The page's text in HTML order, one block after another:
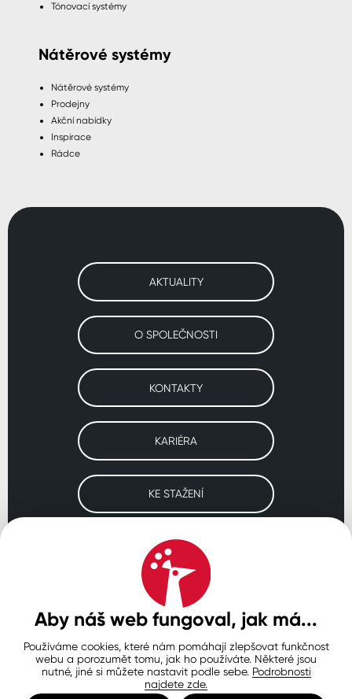
Tónovací systémy
Nátěrové systémy
Nátěrové systémy
Prodejny
Akční nabídky
Inspirace
Rádce
AKTUALITY
O SPOLEČNOSTI
KONTAKTY
KARIÉRA
KE STAŽENÍ
Navštivte naše pobočky
SLOVENSKO POLSKO
Ochrana osobních údajů
Zásady používání souborů cookie
Nastavení cookies
© Copyright 2026 COLORLAK
Aby náš web fungoval, jak má...
Používáme cookies, které nám pomáhají zlepšovat funkčnost
webu a porozumět tomu, jak ho používáte. Některé jsou
nutné, jiné si můžete nastavit podle sebe. Podrobnosti
najdete zde.